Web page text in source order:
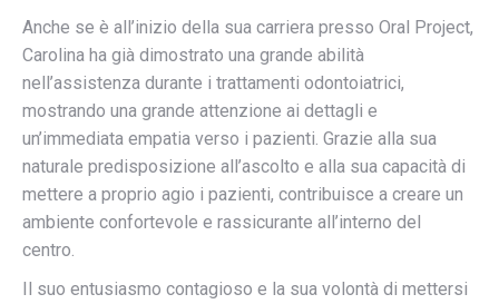
Anche se è all’inizio della sua carriera presso Oral Project,
Carolina ha già dimostrato una grande abilità
nell’assistenza durante i trattamenti odontoiatrici,
mostrando una grande attenzione ai dettagli e
un’immediata empatia verso i pazienti. Grazie alla sua
naturale predisposizione all’ascolto e alla sua capacità di
mettere a proprio agio i pazienti, contribuisce a creare un
ambiente confortevole e rassicurante all’interno del
centro.
Il suo entusiasmo contagioso e la sua volontà di mettersi